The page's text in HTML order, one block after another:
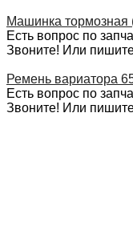
Машинка тормозная
Есть вопрос по
Звоните! Или пишите
Ремень вариатора
Есть вопрос по
Звоните! Или пишите